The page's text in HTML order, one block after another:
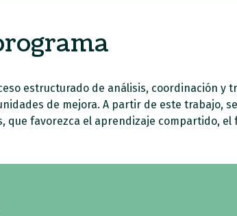
estructurado de análisis, coordinación
de mejora. A partir de este trabajo,
que favorezca el aprendizaje compartido,